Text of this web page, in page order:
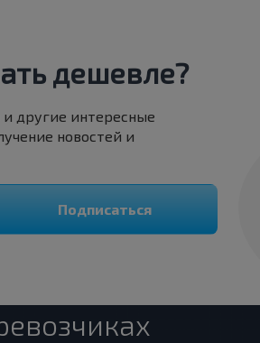
дешевле?
другие интересные
новостей и
Подписаться